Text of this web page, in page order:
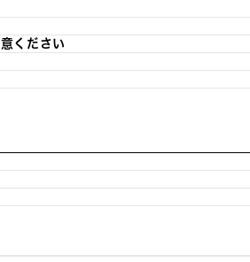
ください